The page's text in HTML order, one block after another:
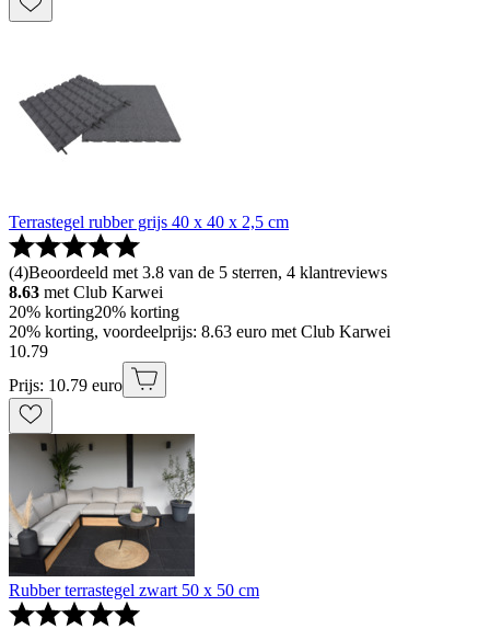
Terrastegel rubber grijs 40 x 40 x 2,5 cm
(4)Beoordeeld met 3.8 van de 5 sterren, 4 klantreviews
8.63 met Club Karwei
20% korting20% korting
20% korting, voordeelprijs: 8.63 euro met Club Karwei
10.79
Prijs: 10.79 euro
Rubber terrastegel zwart 50 x 50 cm